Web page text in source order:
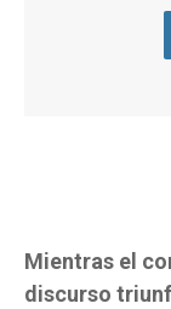
Mientras el
discurso